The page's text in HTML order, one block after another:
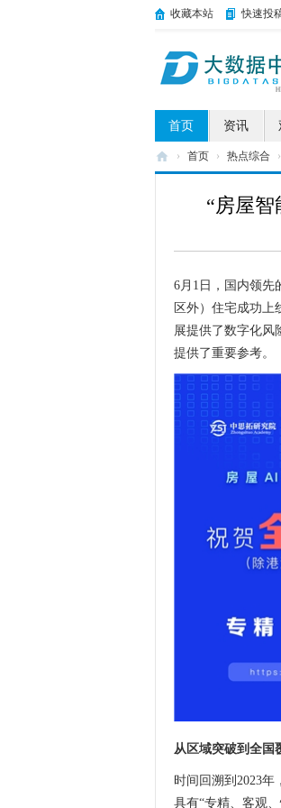
收藏本站 快速投
首页 资讯
› 首页 › 热点综合 ›
“房屋
6月1日，国内领先
区外）住宅成功
展提供了数字化风
提供了重要参考。
从区域突破到全国
时间回溯到2023年
具有“专精、客观